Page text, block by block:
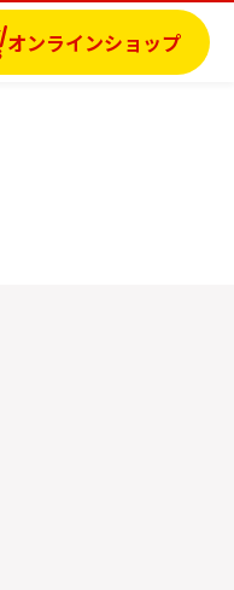
オンラインショップ